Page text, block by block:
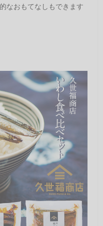
なおもてなしもできます